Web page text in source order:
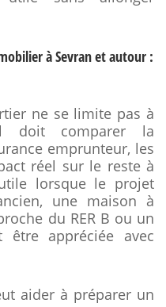
à Sevran et autour :
ne se limite pas à
doit comparer la
emprunteur, les
réel sur le reste à
lorsque le projet
une maison à
du RER B ou un
appréciée avec
aider à préparer un